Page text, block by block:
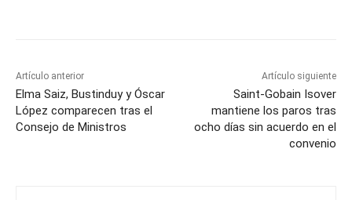
Artículo anterior
Elma Saiz, Bustinduy y Óscar
López comparecen tras el
Consejo de Ministros
Artículo siguiente
Saint-Gobain Isover
mantiene los paros tras
ocho días sin acuerdo en el
convenio